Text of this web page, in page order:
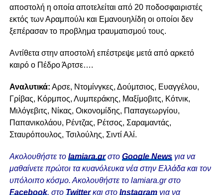
αποστολή η οποία αποτελείται από 20 ποδοσφαιριστές
εκτός των Αραμπούλι και Εμανουηλίδη οι οποίοι δεν
ξεπέρασαν το προβλημα τραυματισμού τους.
Αντίθετα στην αποστολή επέστρεψε μετά από αρκετό
καιρό ο Πέδρο Άρτσε….
Αναλυτικά: Αρσε, Ντομίνγκες, Δούμτσιος, Ευαγγέλου,
Γρίβας, Κόρμπος, Λυμπεράκης, Μαξίμοβιτς, Κότνικ,
Μιλόγεβιτς, Νίκας, Οικονομίδης, Παπαγεωργίου,
Παπανικολάου, Ρέντζας, Ρέτσος, Σαραμαντάς,
Σταυρόπουλος, Τσιλούλης, Σιντί Αλί.
Ακολουθήστε το lamiara.grστο Google Newsγια να
μαθαίνετε πρώτοι τα κυανόλευκα νέα στην Ελλάδα και τον
υπόλοιπο κόσμο. Ακολουθήστε το lamiara.gr στο
Facebook, στο Twitterκαι στο Instagram για να